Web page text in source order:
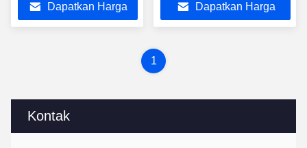
Kontak
Dapatkan Harga
2000-2007Dapatkan Harga
1